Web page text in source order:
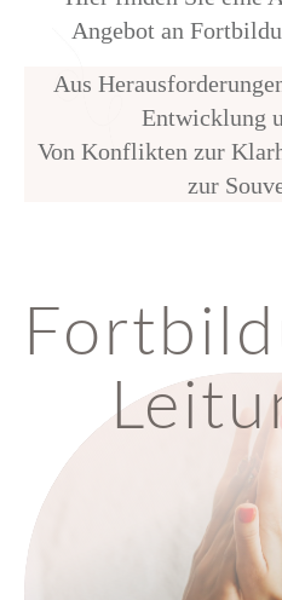
Angebot an
Aus
Entwicklung
Von Konflikten zur
zur